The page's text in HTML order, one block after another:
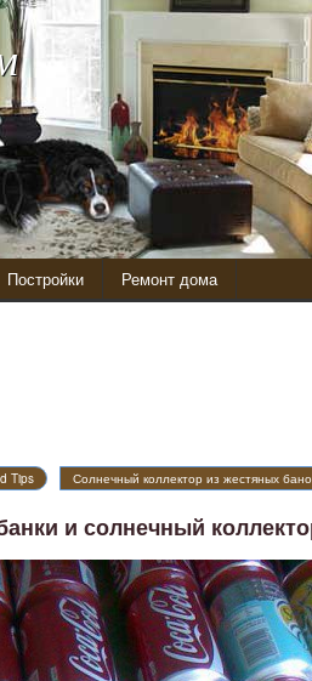
Постройки Ремонт дома
Tips Солнечный коллектор из жестяных
и солнечный